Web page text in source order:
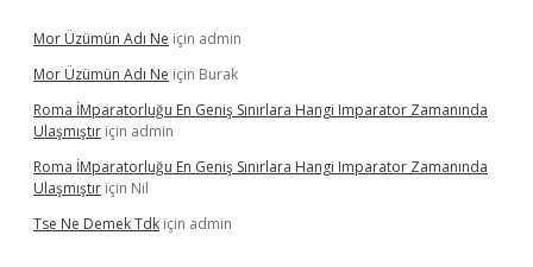
Mor Üzümün Adı Ne için admin
Mor Üzümün Adı Ne için Burak
Roma İMparatorluğu En Geniş Sınırlara Hangi Imparator Zamanında
Ulaşmıştır için admin
Roma İMparatorluğu En Geniş Sınırlara Hangi Imparator Zamanında
Ulaşmıştır için Nil
Tse Ne Demek Tdk için admin